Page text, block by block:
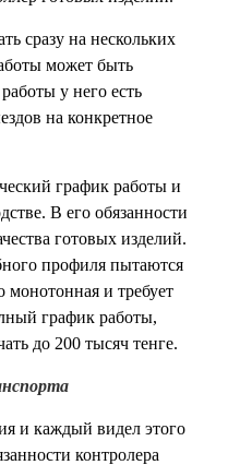
сразу на нескольких
может быть
у него есть
на конкретное
график работы и
В его обязанности
готовых изделий.
профиля пытаются
и требует
график работы,
до 200 тысяч тенге.
и каждый видел этого
контролера